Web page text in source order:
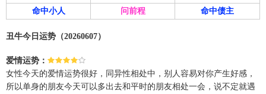
命中小人
问前程 命中债主
丑牛今日运势（20260607）
爱情运势：
女性今天的爱情运势很好，同异性相处中，别人容易对你产生好感，
所以单身的朋友今天可以多出去和平时的朋友相处一会，说不定就遇